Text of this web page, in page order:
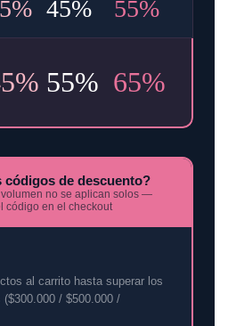
45% 55%
55% 65%
códigos de descuento?
no se aplican solos —
código en el checkout
al carrito hasta superar los
/ $500.000 /